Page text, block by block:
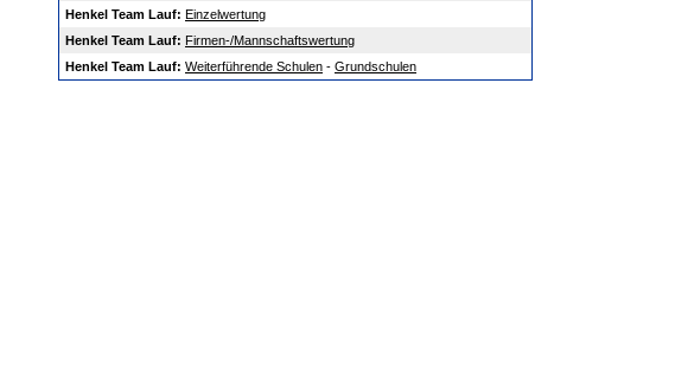
Henkel Team Lauf: Einzelwertung
Henkel Team Lauf: Firmen-/Mannschaftswertung
Henkel Team Lauf: Weiterführende Schulen - Grundschulen